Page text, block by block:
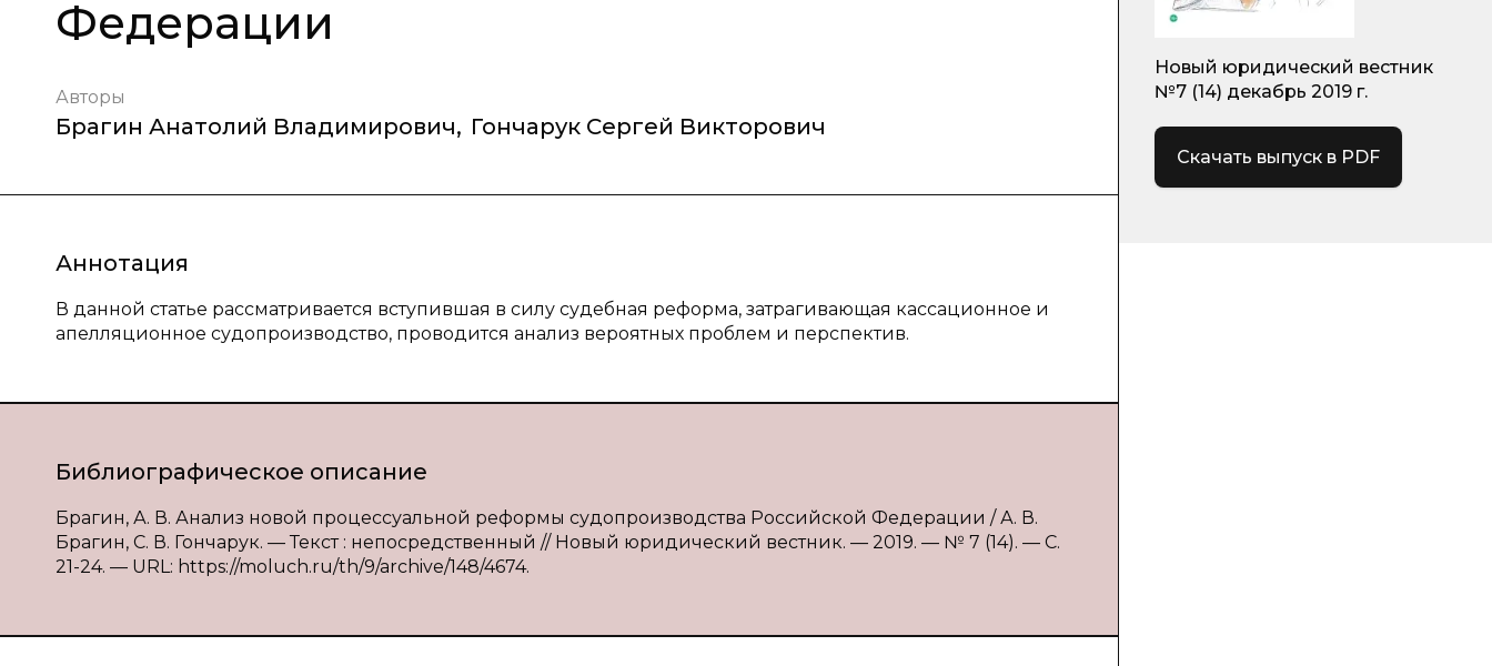
Федерации
Авторы
Брагин Анатолий Владимирович, Гончарук Сергей Викторович
Аннотация
В данной статье рассматривается вступившая в силу судебная реформа, затрагивающая кассационное и
апелляционное судопроизводство, проводится анализ вероятных проблем и перспектив.
Библиографическое описание
Брагин, А. В. Анализ новой процессуальной реформы судопроизводства Российской Федерации / А. В.
Брагин, С. В. Гончарук. — Текст : непосредственный // Новый юридический вестник. — 2019. — № 7 (14). — С.
21-24. — URL: https://moluch.ru/th/9/archive/148/4674.
Новый юридический вестник
№7 (14) декабрь 2019 г.
Скачать выпуск в PDF